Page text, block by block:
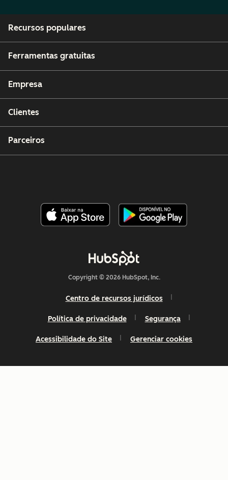
Recursos populares
Ferramentas gratuitas
Empresa
Clientes
Parceiros
Copyright © 2026 HubSpot, Inc.
Centro de recursos jurídicos
Política de privacidade Segurança
Acessibilidade do Site Gerenciar cookies